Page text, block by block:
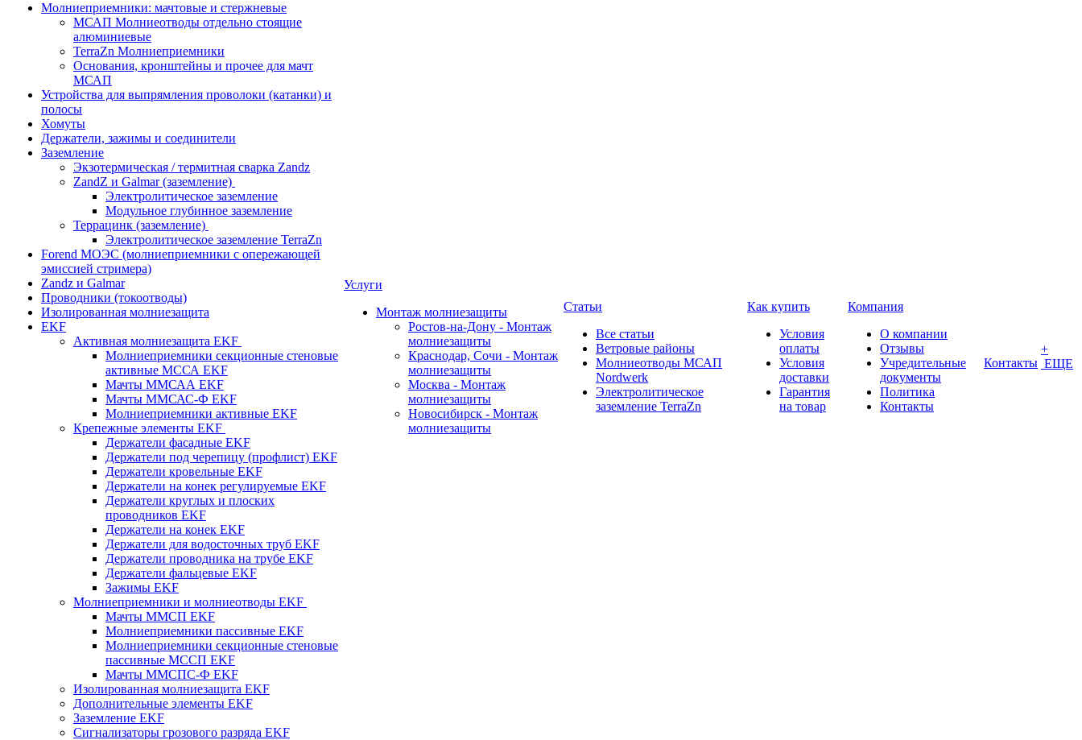
Молниеприемники: мачтовые и стержневые
МСАП Молниеотводы отдельно стоящие
алюминиевые
TerraZn Молниеприемники
Основания, кронштейны и прочее для мачт
МСАП
Устройства для выпрямления проволоки (катанки) и
полосы
Хомуты
Держатели, зажимы и соединители
Заземление
Экзотермическая / термитная сварка Zandz
ZandZ и Galmar (заземление)
Электролитическое заземление
Модульное глубинное заземление
Террацинк (заземление)
Электролитическое заземление TerraZn
Forend МОЭС (молниеприемники с опережающей
эмиссией стримера)
Zandz и Galmar
Проводники (токоотводы)
Изолированная молниезащита
EKF
Активная молниезащита EKF
Молниеприемники секционные стеновые
активные МССА EKF
Мачты ММСАА EKF
Мачты ММСАС-Ф EKF
Молниеприемники активные EKF
Крепежные элементы EKF
Держатели фасадные EKF
Держатели под черепицу (профлист) EKF
Держатели кровельные EKF
Держатели на конек регулируемые EKF
Держатели круглых и плоских
проводников EKF
Держатели на конек EKF
Держатели для водосточных труб EKF
Держатели проводника на трубе EKF
Держатели фальцевые EKF
Зажимы EKF
Молниеприемники и молниеотводы EKF
Мачты ММСП EKF
Молниеприемники пассивные EKF
Молниеприемники секционные стеновые
пассивные МССП EKF
Мачты ММСПС-Ф EKF
Изолированная молниезащита EKF
Дополнительные элементы EKF
Заземление EKF
Сигнализаторы грозового разряда EKF
Услуги
Монтаж молниезащиты
Ростов-на-Дону - Монтаж
молниезащиты
Краснодар, Сочи - Монтаж
молниезащиты
Москва - Монтаж
молниезащиты
Новосибирск - Монтаж
молниезащиты
Статьи
Все статьи
Ветровые районы
Молниеотводы МСАП
Nordwerk
Электролитическое
заземление TerraZn
Как купить
Условия
оплаты
Условия
доставки
Гарантия
на товар
Компания
О компании
Отзывы
Учредительные
документы
Политика
Контакты
Контакты
+
ЕЩЕ